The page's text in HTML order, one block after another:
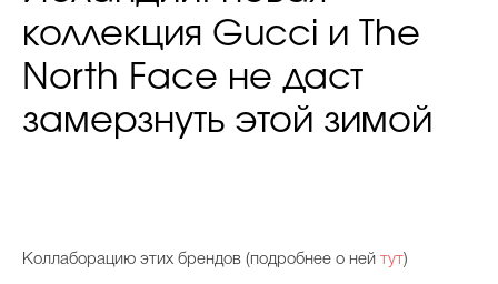
коллекция Gucci и The
North Face не даст
замерзнуть этой зимой
Коллаборацию этих брендов (подробнее о ней тут)